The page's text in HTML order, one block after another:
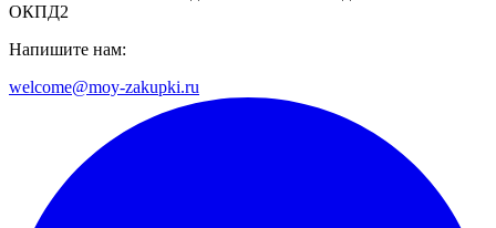
ОКПД2
Напишите нам:
welcome@moy-zakupki.ru